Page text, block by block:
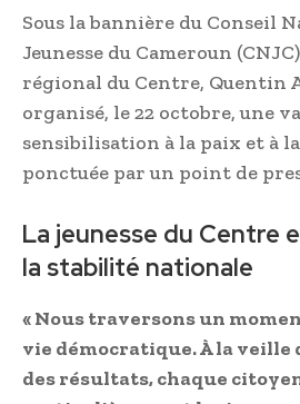
Sous la bannière du Conseil
Jeunesse du Cameroun
régional du Centre, Quentin
organisé, le 22 octobre, une
sensibilisation à la paix et à
ponctuée par un point de
La jeunesse du Centre
la stabilité nationale
« Nous traversons un
vie démocratique. À la veille
des résultats, chaque